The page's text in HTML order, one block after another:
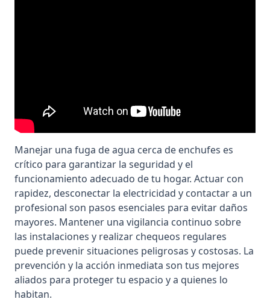
Manejar una fuga de agua cerca de enchufes es
crítico para garantizar la seguridad y el
funcionamiento adecuado de tu hogar. Actuar con
rapidez, desconectar la electricidad y contactar a un
profesional son pasos esenciales para evitar daños
mayores. Mantener una vigilancia continuo sobre
las instalaciones y realizar chequeos regulares
puede prevenir situaciones peligrosas y costosas. La
prevención y la acción inmediata son tus mejores
aliados para proteger tu espacio y a quienes lo
habitan.